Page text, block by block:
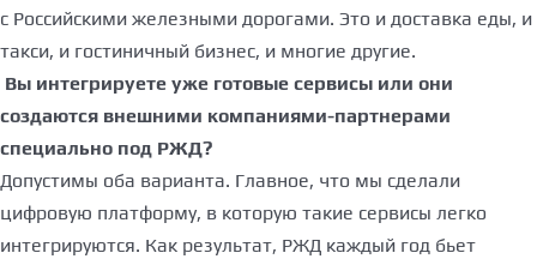
с Российскими железными дорогами. Это и доставка еды, и
такси, и гостиничный бизнес, и многие другие.
Вы интегрируете уже готовые сервисы или они
создаются внешними компаниями-партнерами
специально под РЖД?
Допустимы оба варианта. Главное, что мы сделали
цифровую платформу, в которую такие сервисы легко
интегрируются. Как результат, РЖД каждый год бьет